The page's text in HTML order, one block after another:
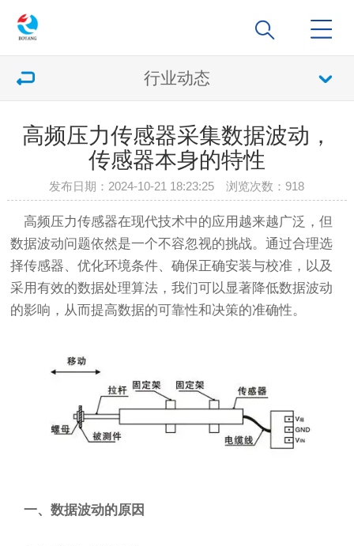
行业动态
高频压力传感器采集数据波动，
传感器本身的特性
发布日期：2024-10-21 18:23:25 浏览次数： 918
高频压力传感器在现代技术中的应用越来越广泛，但
数据波动问题依然是一个不容忽视的挑战。通过合理选
择传感器、优化环境条件、确保正确安装与校准，以及
采用有效的数据处理算法，我们可以显著降低数据波动
的影响，从而提高数据的可靠性和决策的准确性。
一、数据波动的原因